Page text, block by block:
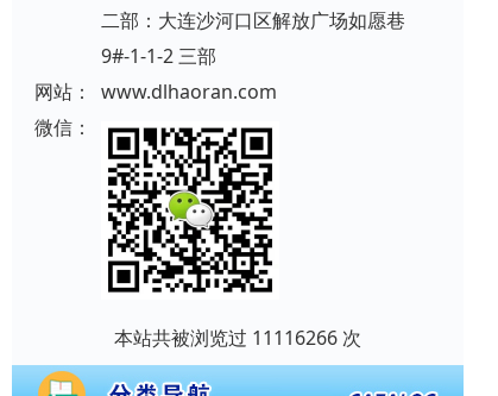
二部：大连沙河口区解放广场如愿巷
9#-1-1-2 三部
网站：
www.dlhaoran.com
微信：
本站共被浏览过 11116266 次